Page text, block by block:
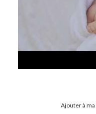
Ajouter à